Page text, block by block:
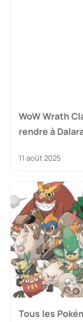
WoW Wrath
rendre à
11 août 2025
Tous les